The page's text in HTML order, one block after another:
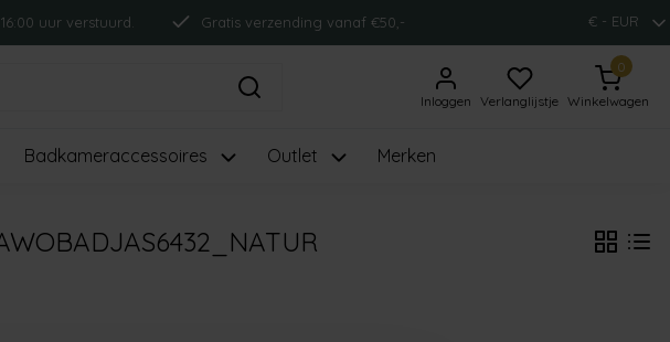
uur verstuurd. Gratis verzending vanaf €50,- € - EUR
Inloggen Verlanglijstje
0
Winkelwagen
Badkameraccessoires Outlet Merken